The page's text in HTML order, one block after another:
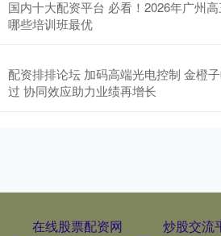
国内十大配资平台 必看！2026年广州
哪些培训班最优
配资排排论坛 加码高端光电控制 金橙
过 协同效应助力业绩再增长
在线股票配资网 炒股交流